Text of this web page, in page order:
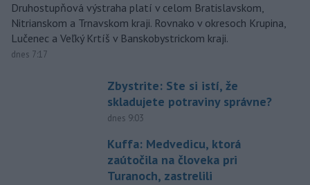
Druhostupňová výstraha platí v celom Bratislavskom,
Nitrianskom a Trnavskom kraji. Rovnako v okresoch Krupina,
Lučenec a Veľký Krtíš v Banskobystrickom kraji.
dnes 7:17
Zbystrite: Ste si istí, že
skladujete potraviny správne?
dnes 9:03
Kuffa: Medvedicu, ktorá
zaútočila na človeka pri
Turanoch, zastrelili